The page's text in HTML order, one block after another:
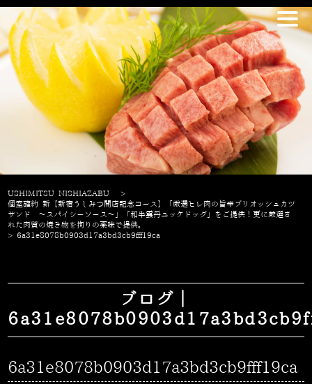
USHIMITSU NISHIAZABU
>
個室確約 新【新宿うしみつ開店記念コース】「厳選ヒレ肉の旨辛ブリオッシュカツ
サンド ～スパイシーソース～」「和牛雲丹ユッケドッグ」をご提供！更に厳選さ
れた肉質の焼き物を拘りの薬味で提供。
> 6a31e8078b0903d17a3bd3cb9fff19ca
ブログ｜
6a31e8078b0903d17a3bd3cb9fff19ca